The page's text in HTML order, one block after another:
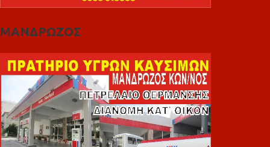
ΜΑΝΔΡΩΖΟΣ